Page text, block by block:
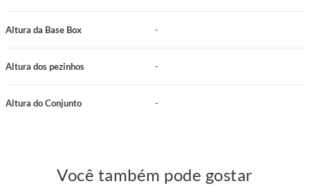
Altura da Base Box -
Altura dos pezinhos -
Altura do Conjunto -
Você também pode gostar